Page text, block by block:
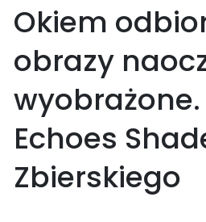
Okiem
obrazy
Echoes
Zbierskiego